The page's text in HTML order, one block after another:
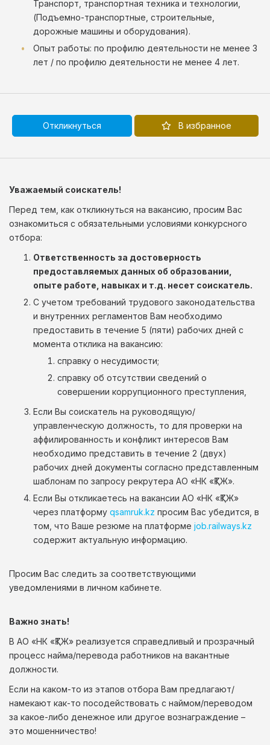
Транспорт, транспортная техника и технологии,
(Подъемно-транспортные, строительные,
дорожные машины и оборудования).
Опыт работы: по профилю деятельности не менее 3
лет / по профилю деятельности не менее 4 лет.
Откликнуться В избранное
Уважаемый соискатель!
Перед тем, как откликнуться на вакансию, просим Вас
ознакомиться с обязательными условиями конкурсного
отбора:
Ответственность за достоверность
предоставляемых данных об образовании,
опыте работе, навыках и т.д. несет соискатель.
С учетом требований трудового законодательства
и внутренних регламентов Вам необходимо
предоставить в течение 5 (пяти) рабочих дней с
момента отклика на вакансию:
справку о несудимости;
справку об отсутствии сведений о
совершении коррупционного преступления,
Если Вы соискатель на руководящую/
управленческую должность, то для проверки на
аффилированность и конфликт интересов Вам
необходимо представить в течение 2 (двух)
рабочих дней документы согласно представленным
шаблонам по запросу рекрутера АО «НК «ҚТЖ».
Если Вы откликаетесь на вакансии АО «НК «ҚТЖ»
через платформу qsamruk.kz просим Вас убедится, в
том, что Ваше резюме на платформе job.railways.kz
содержит актуальную информацию.
Просим Вас следить за соответствующими
уведомлениями в личном кабинете.
Важно знать!
В АО «НК «ҚТЖ» реализуется справедливый и прозрачный
процесс найма/перевода работников на вакантные
должности.
Если на каком-то из этапов отбора Вам предлагают/
намекают как-то посодействовать с наймом/переводом
за какое-либо денежное или другое вознаграждение –
это мошенничество!